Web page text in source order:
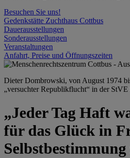
Besuchen Sie uns!
Gedenkstätte Zuchthaus Cottbus
Dauerausstellungen
Sonderausstellungen
Veranstaltungen
Anfahrt, Preise und Öffnungszeiten
Dieter Dombrowski, von August 1974
„versuchter Republikflucht“ in der
„Jeder Tag Haft
für das Glück in
Selbstbestimmung